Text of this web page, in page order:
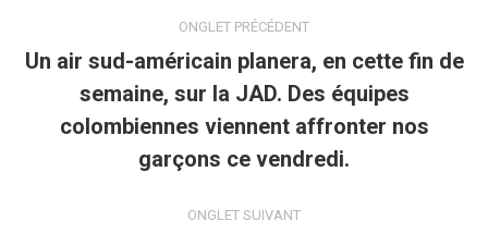
de
commentaire
ONGLET PRÉCÉDENT
Onglet
précédent
Un air sud-américain planera, en cette fin de
semaine, sur la JAD. Des équipes
colombiennes viennent affronter nos
garçons ce vendredi.
ONGLET SUIVANT